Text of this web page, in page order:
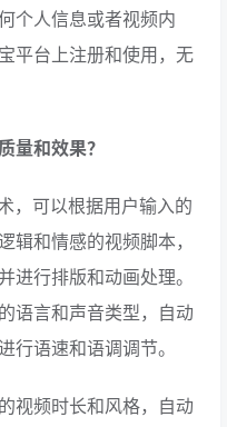
个人信息或者视频内
平台上注册和使用，无
量和效果？
，可以根据用户输入的
辑和情感的视频脚本，
进行排版和动画处理。
语言和声音类型，自动
行语速和语调调节。
视频时长和风格，自动